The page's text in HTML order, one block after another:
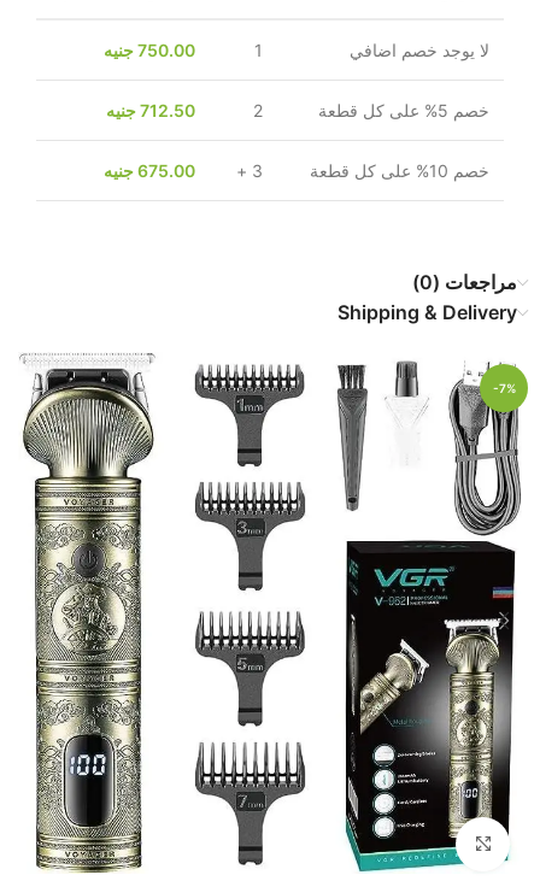
لا يوجد خصم اضافي 1
750.00جنيه
خصم 5% على كل قطعة 2
712.50جنيه
خصم 10% على كل قطعة 3 +
675.00جنيه
مراجعات (0)
Shipping & Delivery
-7%
Click to enlarge